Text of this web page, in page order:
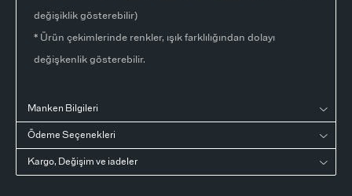
değişiklik gösterebilir)
* Ürün çekimlerinde renkler, ışık farklılığından dolayı
değişkenlik gösterebilir.
Manken Bilgileri
Ödeme Seçenekleri
Kargo, Değişim ve iadeler